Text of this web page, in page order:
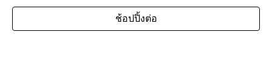
ช้อปปิ้งต่อ